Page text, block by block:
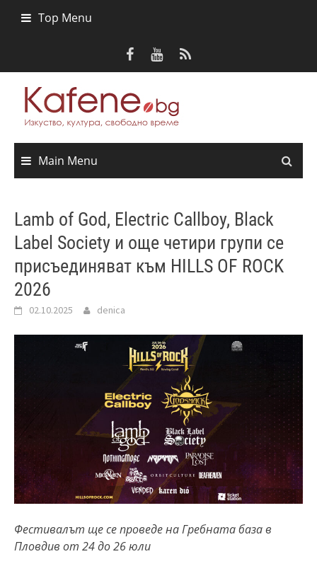
Top Menu
Main Menu
Lamb of God, Electric Callboy, Black
Label Society и още четири групи се
присъединяват към HILLS OF ROCK
2026
02.10.2025 denica
Фестивалът ще се проведе на Гребната база в
Пловдив от 24 до 26 юли